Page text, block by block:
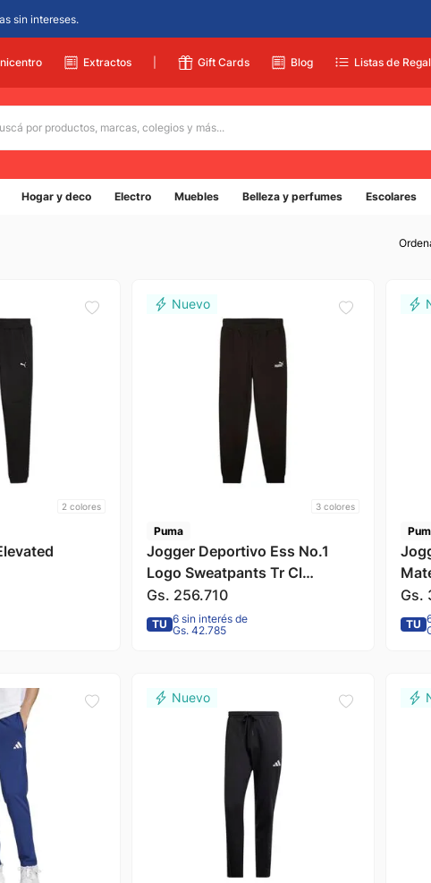
sin intereses.
Extractos Gift Cards Blog Listas de
por productos, marcas, colegios y más...
Hogar y deco Electro Muebles Belleza y perfumes Escolares
2 colores 3colores
Puma
Jogger Deportivo Ess No.1
Logo Sweatpants Tr Cl
Hombre Puma
Gs. 256.710
TU 6 sin interés de
Gs. 42.785
Gs.
TU